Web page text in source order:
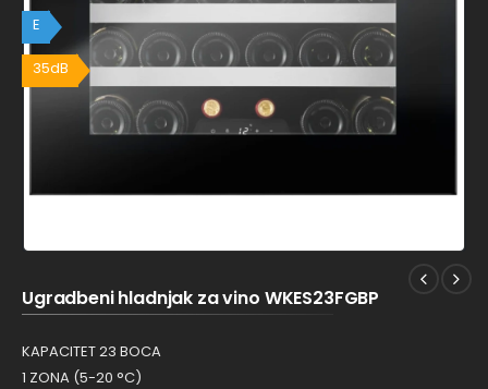
E
35dB
Ugradbeni hladnjak za vino WKES23FGBP
KAPACITET 23 BOCA
1 ZONA (5-20 °C)